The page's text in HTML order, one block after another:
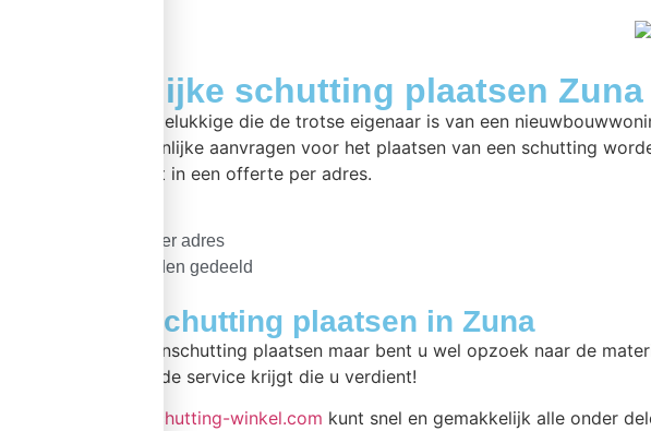
Gezamenlijke schutting plaatsen Zuna
Bent u één van de gelukkige die de trotse eigenaar is van een
verzorgen. Gezamenlijke aanvragen voor het plaatsen van een schutting
offerte aanvraag uit in een offerte per adres.
Splitsing offerte per adres
Voorijkosten worden gedeeld
Zelf betonschutting plaatsen in Zuna
Wilt u zelf een betonschutting plaatsen maar bent u wel opzoek naar de
weet u zeker dat u de service krijgt die u verdient!
schutting-winkel.com kunt snel en gemakkelijk alle onder